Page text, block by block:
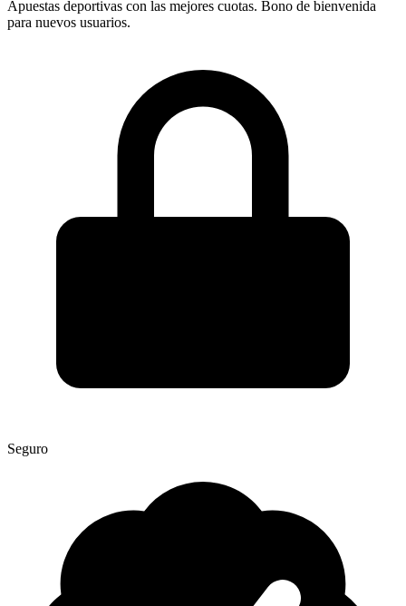
Apuestas deportivas con las mejores cuotas. Bono de bienvenida
para nuevos usuarios.
Seguro